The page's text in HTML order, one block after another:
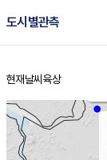
도시별관측
홈
현재날씨 육상